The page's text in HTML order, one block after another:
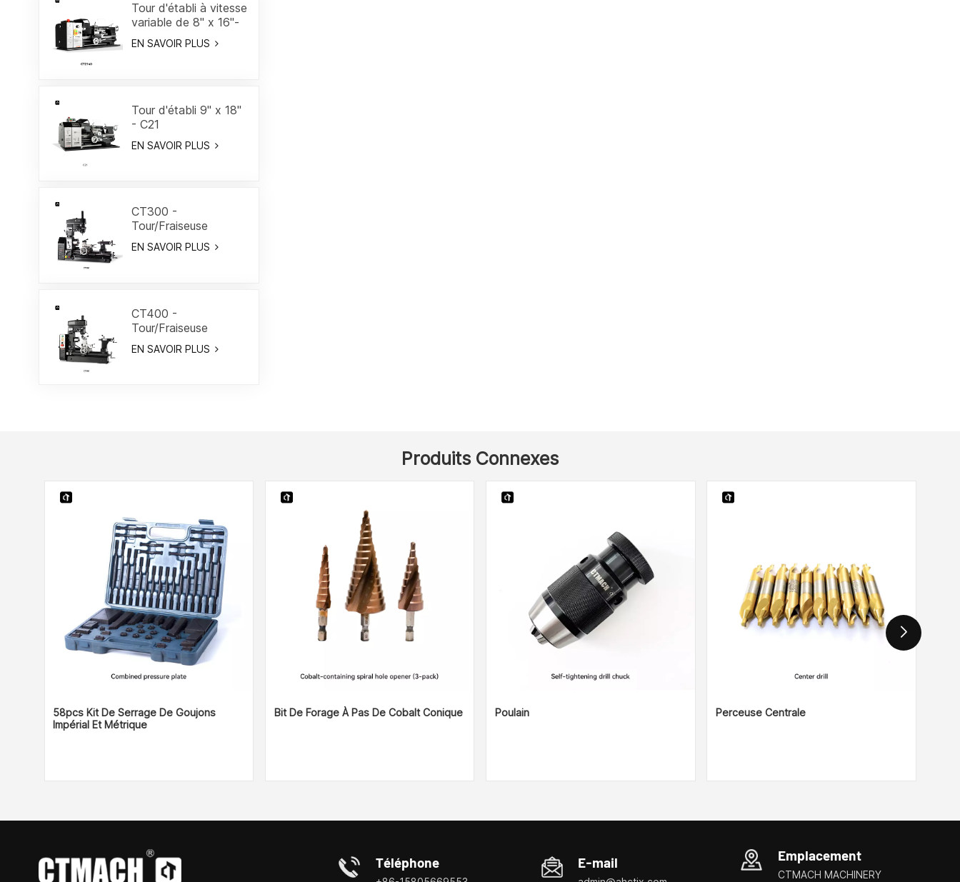
Tour d'établi à vitesse
variable de 8" x 16"-
CT2140
EN SAVOIR PLUS
Tour d'établi 9" x 18"
- C21
EN SAVOIR PLUS
CT300 -
Tour/Fraiseuse
combiné 19-3/5"
EN SAVOIR PLUS
CT400 -
Tour/Fraiseuse
combiné 15-3/4"
EN SAVOIR PLUS
Produits Connexes
58pcs Kit De Serrage De Goujons
Impérial Et Métrique
Bit De Forage À Pas De Cobalt Conique Poulain Perceuse Centrale
Téléphone E-mail Emplacement
CTMACH MACHINERY